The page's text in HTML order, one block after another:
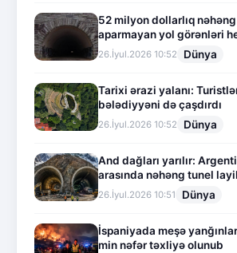
52 milyon dollarlıq
aparmayan yol görənləri
26.İyul.2026 10:52 Dünya
Tarixi ərazi yalanı:
bələdiyyəni də çaşdırdı
26.İyul.2026 10:52 Dünya
And dağları yarılır:
arasında nəhəng tunel
26.İyul.2026 10:51 Dünya
İspaniyada meşə
min nəfər təxliyə olunub